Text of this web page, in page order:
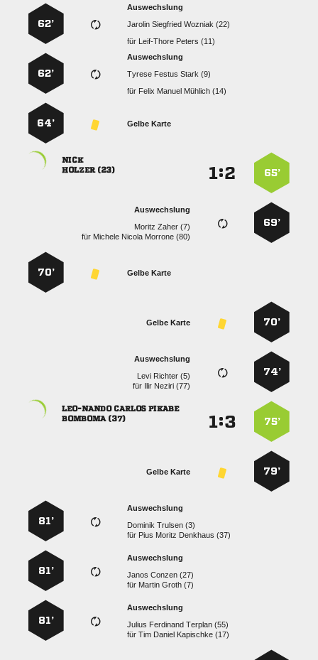
Auswechslung
   
für   
62’
Auswechslung
   
für    
62’
Gelbe Karte
64’
65’
:

 
69’
Auswechslung
  
für    
Gelbe Karte
70’
70’
Gelbe Karte
74’
Auswechslung
  
für   
75’
:
  
 
79’
Gelbe Karte
Auswechslung
  
für    
81’
Auswechslung
  
für   
81’
Auswechslung
   
für   
81’